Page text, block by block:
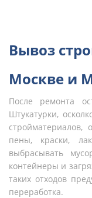
Вывоз
Москве и
После ремонта
Штукатурки,
стройматериалов,
пены, краски,
выбрасывать
контейнеры и
таких отходов
переработка.